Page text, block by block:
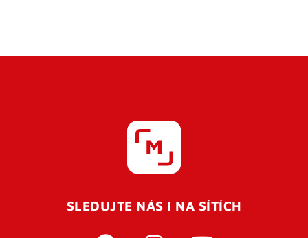
Pro úspěšné dokončení registrace je potřeba
SLEDUJTE NÁS I NA SÍTÍCH